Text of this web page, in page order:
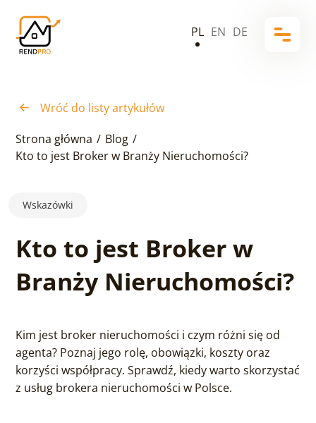
PL EN DE
Wróć do listy artykułów
Strona główna / Blog /
Kto to jest Broker w Branży Nieruchomości?
Wskazówki
Kto to jest Broker w
Branży Nieruchomości?
Kim jest broker nieruchomości i czym różni się od
agenta? Poznaj jego rolę, obowiązki, koszty oraz
korzyści współpracy. Sprawdź, kiedy warto skorzystać
z usług brokera nieruchomości w Polsce.